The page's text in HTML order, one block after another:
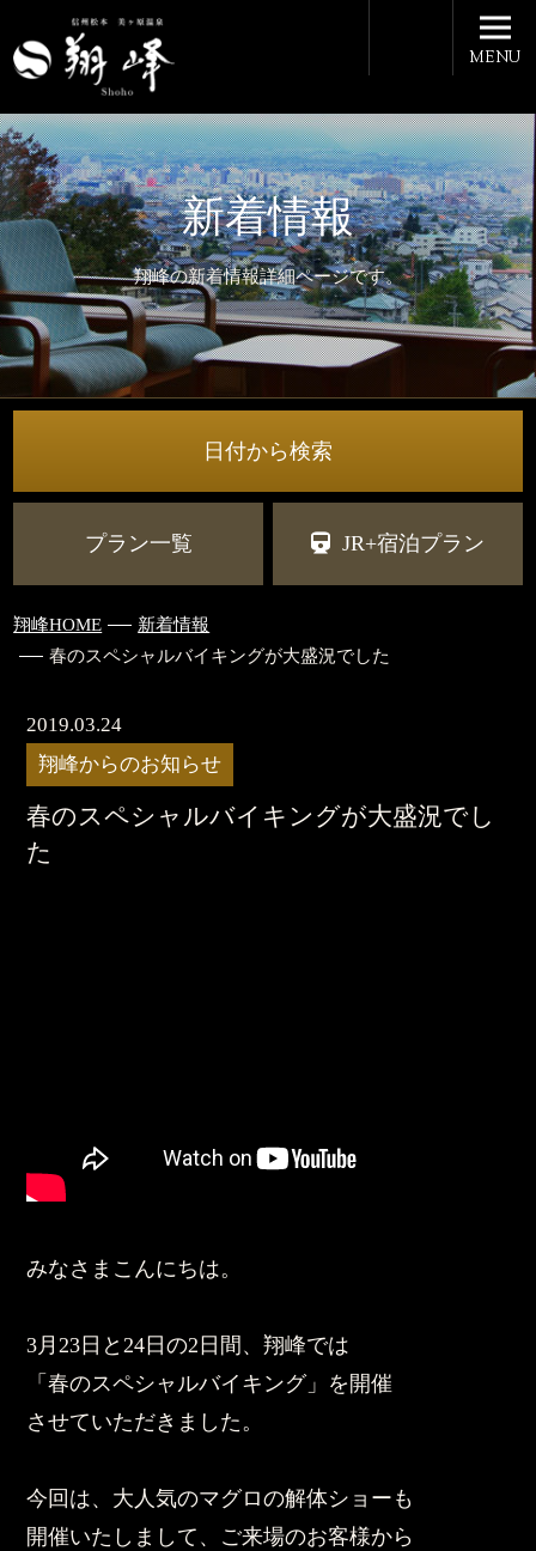
新着情報
翔峰の新着情報詳細ページです。
MENU
日付から検索
プラン一覧 JR+宿泊プラン
翔峰HOME
新着情報
春のスペシャルバイキングが大盛況でした
2019.03.24
翔峰からのお知らせ
春のスペシャルバイキングが大盛況でし
た
みなさまこんにちは。
3月23日と24日の2日間、翔峰では
「春のスペシャルバイキング」を開催
させていただきました。
今回は、大人気のマグロの解体ショーも
開催いたしまして、ご来場のお客様から